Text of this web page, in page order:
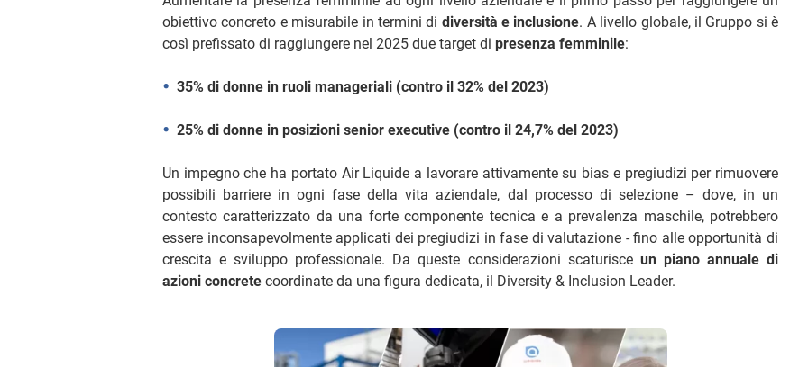
obiettivo concreto e misurabile in termini di diversità e inclusione. A livello globale, il Gruppo si è
così prefissato di raggiungere nel 2025 due target di presenza femminile:
35% di donne in ruoli manageriali (contro il 32% del 2023)
25% di donne in posizioni senior executive (contro il 24,7% del 2023)
Un impegno che ha portato Air Liquide a lavorare attivamente su bias e pregiudizi per rimuovere
possibili barriere in ogni fase della vita aziendale, dal processo di selezione – dove, in un
contesto caratterizzato da una forte componente tecnica e a prevalenza maschile, potrebbero
essere inconsapevolmente applicati dei pregiudizi in fase di valutazione - fino alle opportunità di
crescita e sviluppo professionale. Da queste considerazioni scaturisce un piano annuale di
azioni concrete coordinate da una figura dedicata, il Diversity & Inclusion Leader.